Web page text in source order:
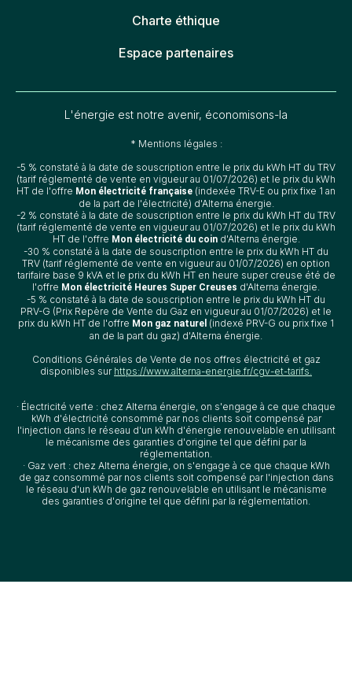
Charte éthique
Espace partenaires
L'énergie est notre avenir, économisons-la
* Mentions légales :
-5 % constaté à la date de souscription entre le prix du kWh HT du TRV
(tarif réglementé de vente en vigueur au 01/07/2026) et le prix du kWh
HT de l'offre Mon électricité française (indexée TRV-E ou prix fixe 1 an
de la part de l'électricité) d'Alterna énergie.
-2 % constaté à la date de souscription entre le prix du kWh HT du TRV
(tarif réglementé de vente en vigueur au 01/07/2026) et le prix du kWh
HT de l'offre Mon électricité du coind'Alterna énergie.
-30 % constaté à la date de souscription entre le prix du kWh HT du
TRV (tarif réglementé de vente en vigueur au 01/07/2026) en option
tarifaire base 9 kVA et le prix du kWh HT en heure super creuse été de
l'offre Mon électricité Heures Super Creuses d'Alterna énergie.
-5 % constaté à la date de souscription entre le prix du kWh HT du
PRV-G (Prix Repère de Vente du Gaz en vigueur au 01/07/2026) et le
prix du kWh HT de l'offre Mon gaz naturel (indexé PRV-G ou prix fixe 1
an de la part du gaz) d'Alterna énergie.
Conditions Générales de Vente de nos offres électricité et gaz
disponibles sur https://www.alterna-energie.fr/cgv-et-tarifs.
· Électricité verte : chez Alterna énergie, on s'engage à ce que chaque
kWh d'électricité consommé par nos clients soit compensé par
l'injection dans le réseau d'un kWh d'énergie renouvelable en utilisant
le mécanisme des garanties d'origine tel que défini par la
réglementation.
· Gaz vert : chez Alterna énergie, on s'engage à ce que chaque kWh
de gaz consommé par nos clients soit compensé par l'injection dans
le réseau d'un kWh de gaz renouvelable en utilisant le mécanisme
des garanties d'origine tel que défini par la réglementation.